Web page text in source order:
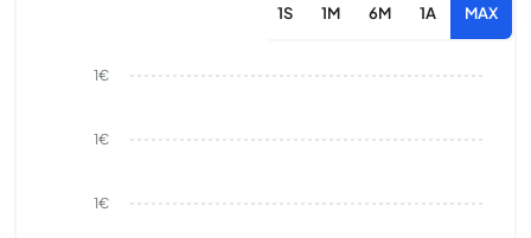
1S 1M 6M 1A MAX
1€
1€
1€